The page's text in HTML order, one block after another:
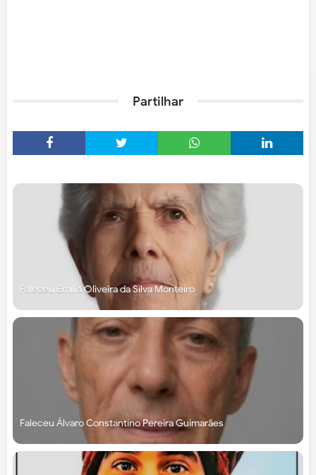
Partilhar
Faleceu Emília Oliveira da Silva Monteiro
Faleceu Álvaro Constantino Pereira Guimarães